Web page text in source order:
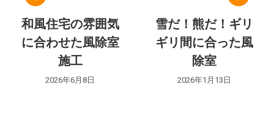
ョ
ン
和風住宅の雰囲気
に合わせた風除室
施工
2026年6月8日
雪だ！熊だ！ギリ
ギリ間に合った風
除室
2026年1月13日